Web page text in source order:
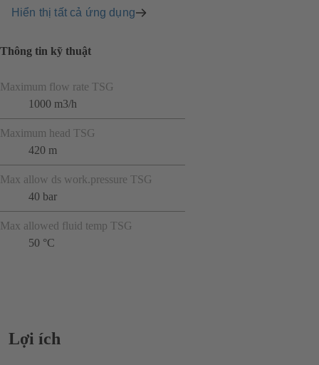
Hiển thị tất cả ứng dụng
Thông tin kỹ thuật
Maximum flow rate TSG
1000 m3/h
Maximum head TSG
420 m
Max allow ds work.pressure TSG
40 bar
Max allowed fluid temp TSG
50 °C
Lợi ích